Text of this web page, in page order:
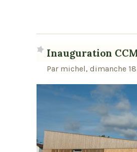
Inauguration
Par michel, dimanche